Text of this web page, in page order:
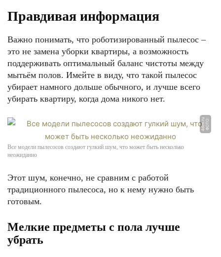
Правдивая информация
Важно понимать, что роботизированный пылесос –
это не замена уборки квартиры, а возможность
поддерживать оптимальный баланс чистоты между
мытьём полов. Имейте в виду, что такой пылесос
убирает намного дольше обычного, и лучше всего
убирать квартиру, когда дома никого нет.
Ф
О
Т
О:
4
di
m.
r
u
Все модели пылесосов создают гулкий шум, что может быть несколько
неожиданно
Этот шум, конечно, не сравним с работой
традиционного пылесоса, но к нему нужно быть
готовым.
Мелкие предметы с пола лучше
убрать